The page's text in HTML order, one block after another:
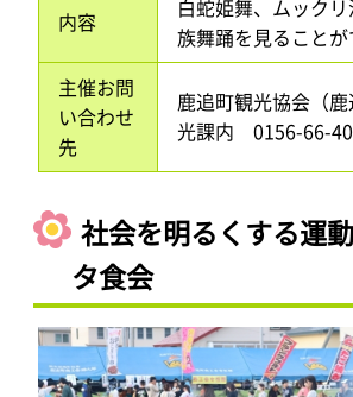
内容
白蛇姫舞、ムック
族舞踊を見ることが
主催お問
い合わせ
先
鹿追町観光協会（
光課内 0156-66-
社会を明るくする運
タ食会